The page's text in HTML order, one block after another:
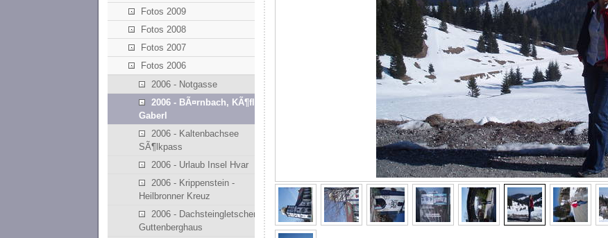
Fotos 2009
Fotos 2008
Fotos 2007
Fotos 2006
2006 - Notgasse
2006 - BÃ¤rnbach, KÃ¶flach,
Gaberl
2006 - Kaltenbachsee
SÃ¶lkpass
2006 - Urlaub Insel Hvar
2006 - Krippenstein -
Heilbronner Kreuz
2006 - Dachsteingletscher,
Guttenberghaus